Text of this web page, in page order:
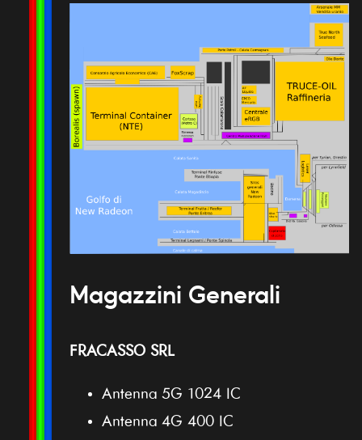
Magazzini Generali
FRACASSO SRL
Antenna 5G 1024 IC
Antenna 4G 400 IC